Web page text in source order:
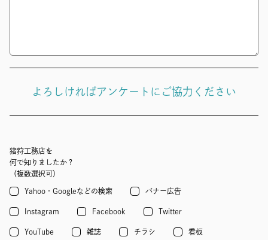
よろしければアンケートにご協力ください
猪狩工務店を
何で知りましたか？
（複数選択可）
Yahoo・Googleなどの検索 バナー広告
Instagram Facebook Twitter
YouTube 雑誌 チラシ 看板